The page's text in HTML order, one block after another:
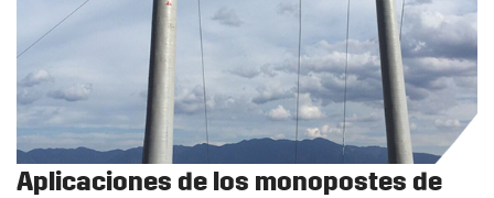
Aplicaciones de los monopostes de